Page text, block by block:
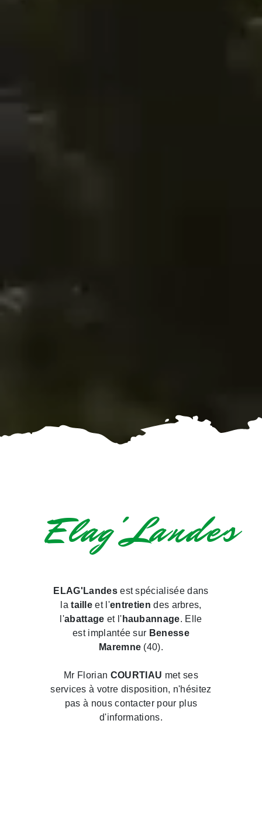
Elag'Landes
ELAG'Landesest spécialisée dans
lataille et l'entretiendes arbres,
l'abattage et l' haubannage. Elle
est implantée sur Benesse
Maremne (40).
Mr Florian COURTIAU met ses
services à votre disposition, n'hésitez
pas à nous contacter pour plus
d'informations.